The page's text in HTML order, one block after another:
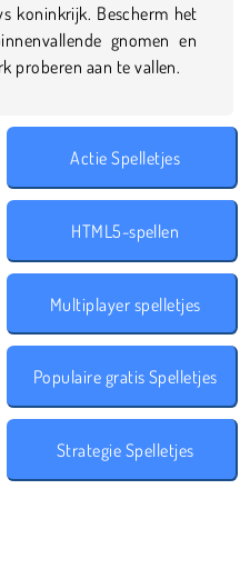
koninkrijk. Bescherm het
gnomen en
proberen aan te vallen.
Actie Spelletjes
HTML5-spellen
Multiplayer spelletjes
Populaire gratis Spelletjes
Strategie Spelletjes